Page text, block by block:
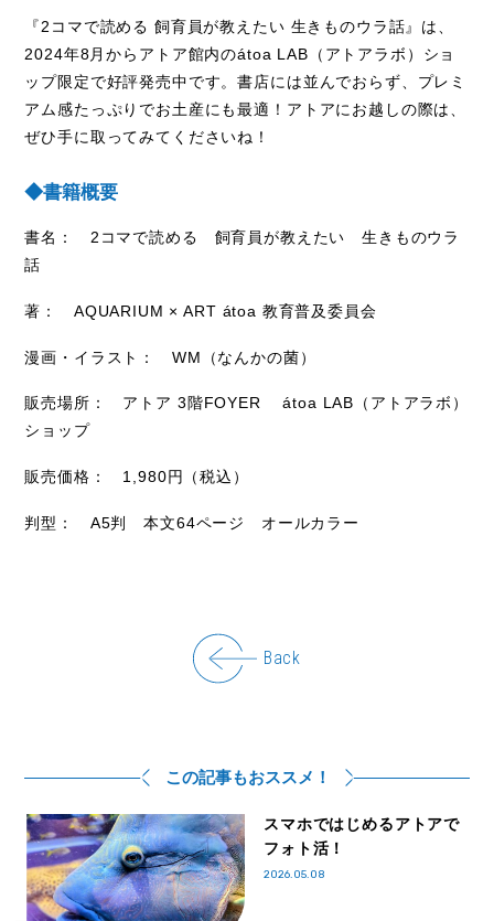
『2 コマで読める 飼育員が教えたい 生きものウラ話』は、
2024年8月からアトア館内のátoa LAB （アトアラボ）ショ
ップ限定で好評発売中です。書店には並んでおらず、プレミ
アム感たっぷりでお土産にも最適！アトアにお越しの際は、
ぜひ手に取ってみてくださいね！
◆書籍概要
書名： 2 コマで読める 飼育員が教えたい 生きものウラ
話
著： AQUARIUM × ART átoa 教育普及委員会
漫画・イラスト： WM （なんかの菌）
販売場所： アトア 3階FOYER átoa LAB （アトアラボ）
ショップ
販売価格： 1,980円（税込）
判型： A5判 本文64ページ オールカラー
Back
この記事もおススメ！
スマホではじめるアトアで
フォト活！
2026.05.08